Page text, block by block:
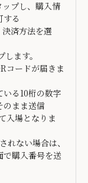
プし、購入情
る
済方法を選
ます。
コードが届きま
る10桁の数字
のまま送信
入場となりま
ない場合は、
で購入番号を送